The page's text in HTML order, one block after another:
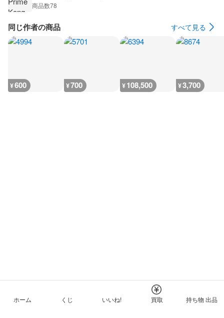
商品数78
同じ作者の商品 すべて見る
¥600 ¥700 ¥108,500 ¥3,700
ホーム くじ いいね! 買取 持ち物 出品